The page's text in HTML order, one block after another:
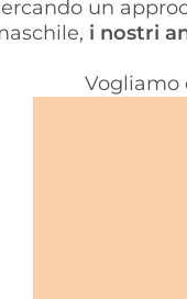
un
i nostri
Vogliamo